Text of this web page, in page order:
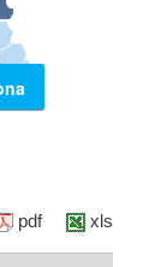
pdf xls